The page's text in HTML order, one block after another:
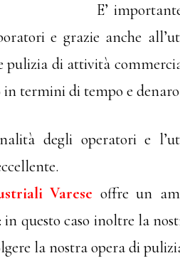
E’
e grazie anche
pulizia di attività
termini di tempo e
degli operatori e
Varese offre un
questo caso inoltre la
la nostra opera di